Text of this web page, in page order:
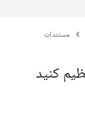
مستندات